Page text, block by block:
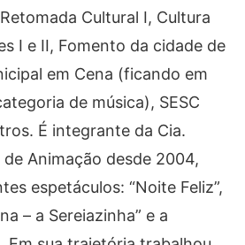
Cultural I, Cultura
I e II, Fomento da cidade de
em Cena (ficando em
de música), SESC
É integrante da Cia.
Animação desde 2004,
espetáculos: “Noite Feliz”,
– a Sereiazinha” e a